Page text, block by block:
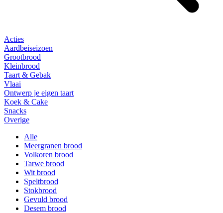
Acties
Aardbeiseizoen
Grootbrood
Kleinbrood
Taart & Gebak
Vlaai
Ontwerp je eigen taart
Koek & Cake
Snacks
Overige
Alle
Meergranen brood
Volkoren brood
Tarwe brood
Wit brood
Speltbrood
Stokbrood
Gevuld brood
Desem brood